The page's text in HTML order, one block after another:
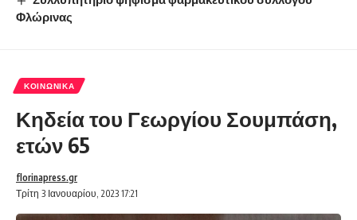
Φλώρινας
ΚΟΙΝΩΝΙΚΆ
Κηδεία του Γεωργίου Σουμπάση,
ετών 65
Τρίτη 3 Ιανουαρίου, 2023 17:21
florinapress.gr